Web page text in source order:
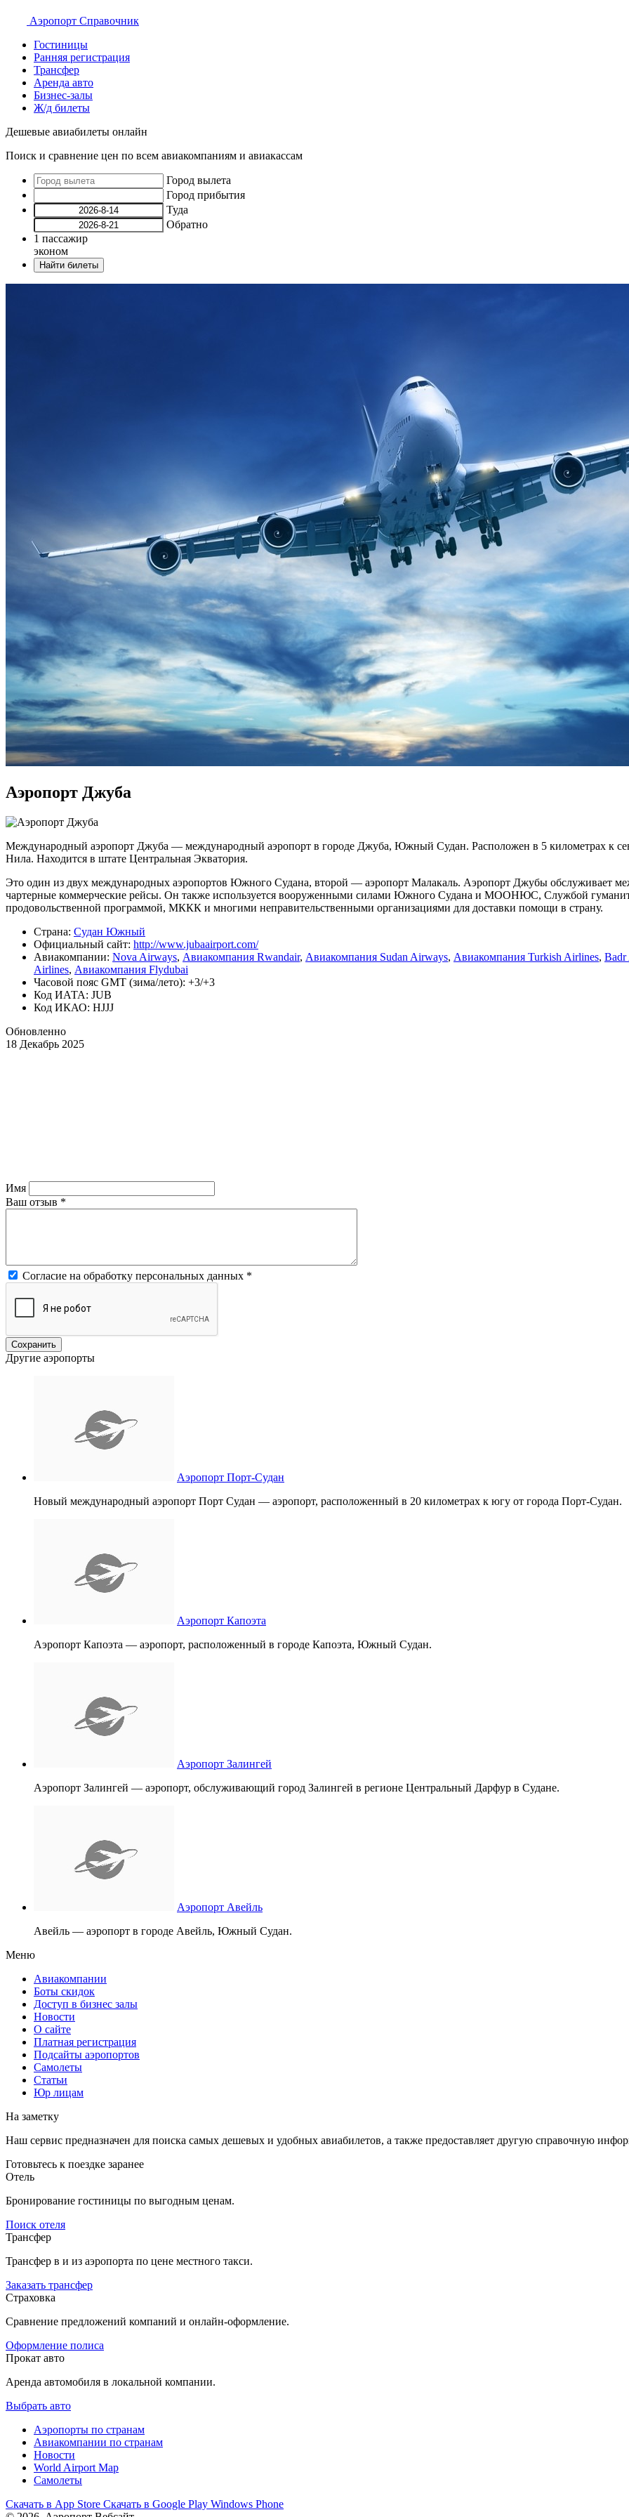
Аэропорт Справочник
Гостиницы
Ранняя регистрация
Трансфер
Аренда авто
Бизнес-залы
Ж/д билеты
Дешевые авиабилеты онлайн
Поиск и сравнение цен по всем авиакомпаниям и авиакассам
Город вылета
Город прибытия
Туда
Обратно
1 пассажир
эконом
Найти билеты
Аэропорт Джуба
Международный аэропорт Джуба — международный аэропорт в городе Джуба, Южный Судан. Расположен в 5 километрах к
Нила. Находится в штате Центральная Экватория.
Это один из двух международных аэропортов Южного Судана, второй — аэропорт Малакаль. Аэропорт Джубы обслуживает
чартерные коммерческие рейсы. Он также используется вооруженными силами Южного Судана и МООНЮС, Службой
продовольственной программой, МККК и многими неправительственными организациями для доставки помощи в страну.
Страна: Судан Южный
Официальный cайт: http://www.jubaairport.com/
Авиакомпании: Nova Airways, Авиакомпания Rwandair, Авиакомпания Sudan Airways, Авиакомпания Turkish Airlines, Badr
Airlines, Авиакомпания Flydubai
Часовой пояс GMT (зима/лето): +3/+3
Код ИАТА: JUB
Код ИКАО: HJJJ
Обновленно
18 Декабрь 2025
Имя
Ваш отзыв *
Согласие на обработку персональных данных *
Другие аэропорты
Аэропорт Порт-Судан
Новый международный аэропорт Порт Судан — аэропорт, расположенный в 20 километрах к югу от города Порт-Судан.
Аэропорт Капоэта
Аэропорт Капоэта — аэропорт, расположенный в городе Капоэта, Южный Судан.
Аэропорт Залингей
Аэропорт Залингей — аэропорт, обслуживающий город Залингей в регионе Центральный Дарфур в Судане.
Аэропорт Авейль
Авейль — аэропорт в городе Авейль, Южный Судан.
Меню
Авиакомпании
Боты скидок
Доступ в бизнес залы
Новости
О сайте
Платная регистрация
Подсайты аэропортов
Самолеты
Статьи
Юр лицам
На заметку
Наш сервис предназначен для поиска самых дешевых и удобных авиабилетов, а также предоставляет другую справочную
Готовьтесь к поездке заранее
Отель
Бронирование гостиницы по выгодным ценам.
Поиск отеля
Трансфер
Трансфер в и из аэропорта по цене местного такси.
Заказать трансфер
Страховка
Сравнение предложений компаний и онлайн-оформление.
Оформление полиса
Прокат авто
Аренда автомобиля в локальной компании.
Выбрать авто
Аэропорты по странам
Авиакомпании по странам
Новости
World Airport Map
Самолеты
Скачать в App Store Скачать в Google Play Windows Phone